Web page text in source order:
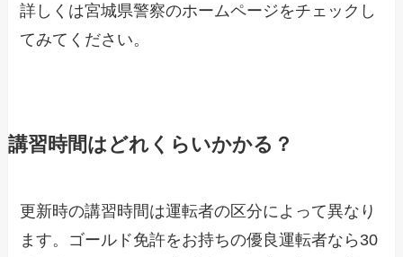
詳しくは宮城県警察のホームページをチェックし
てみてください。
講習時間はどれくらいかかる？
更新時の講習時間は運転者の区分によって異なり
ます。ゴールド免許をお持ちの優良運転者なら30